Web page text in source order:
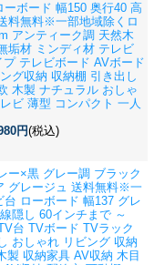
ーボード 幅150 奥行40 高
料無料※一部地域除く ロ
アンティーク調 天然木
垢材 ミンディ材 テレビ
テレビボード AVボード
グ収納 収納棚 引き出し
木製 ナチュラル おしゃ
ビ 薄型 コンパクト 一人
円(税込)
ー×黒 グレー調 ブラック
グレージュ 送料無料※一
台 ローボード 幅137 グレ
隠し 60インチまで ～
台 TVボード TVラック
おしゃれ リビング 収納
製 収納家具 AV収納 木目